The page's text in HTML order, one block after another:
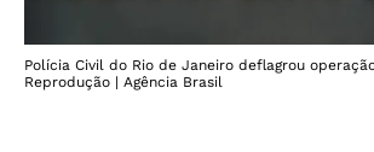
Polícia Civil do Rio de Janeiro deflagrou
Reprodução | Agência Brasil